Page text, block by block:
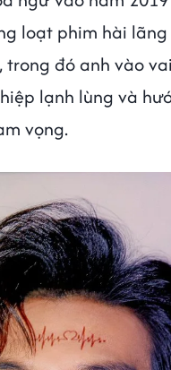
loạt phim hài
, trong đó anh vào
lạnh lùng và
vọng.